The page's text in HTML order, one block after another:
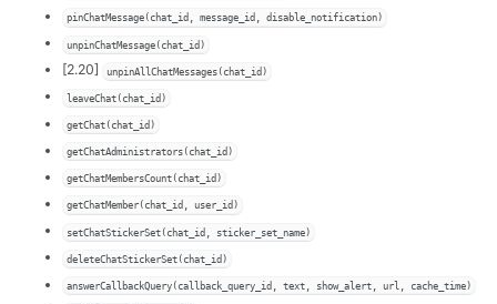
pinChatMessage(chat_id, message_id, disable_notification)
unpinChatMessage(chat_id)
[2.20] unpinAllChatMessages(chat_id)
leaveChat(chat_id)
getChat(chat_id)
getChatAdministrators(chat_id)
getChatMembersCount(chat_id)
getChatMember(chat_id, user_id)
setChatStickerSet(chat_id, sticker_set_name)
deleteChatStickerSet(chat_id)
answerCallbackQuery(callback_query_id, text, show_alert, url, cache_time)